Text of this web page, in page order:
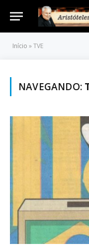
Início »TVE
NAVEGANDO: